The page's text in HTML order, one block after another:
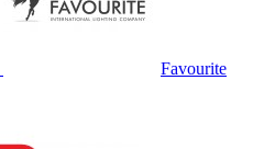
Favourite